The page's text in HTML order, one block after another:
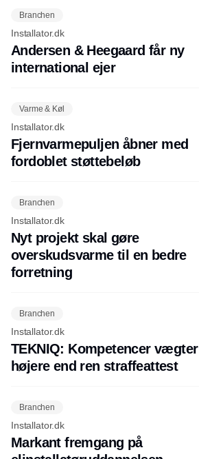
Branchen
Installator.dk
Andersen & Heegaard får ny
international ejer
Varme & Køl
Installator.dk
Fjernvarmepuljen åbner med
fordoblet støttebeløb
Branchen
Installator.dk
Nyt projekt skal gøre
overskudsvarme til en bedre
forretning
Branchen
Installator.dk
TEKNIQ: Kompetencer vægter
højere end ren straffeattest
Branchen
Installator.dk
Markant fremgang på